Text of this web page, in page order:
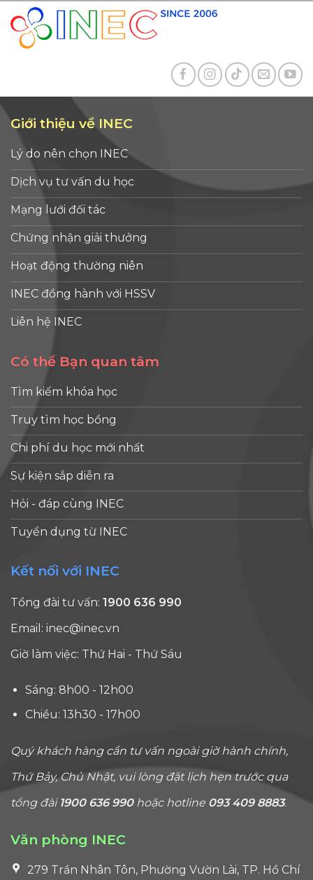
Giới thiệu về INEC
Lý do nên chọn INEC
Dịch vụ tư vấn du học
Mạng lưới đối tác
Chứng nhận giải thưởng
Hoạt động thường niên
INEC đồng hành với HSSV
Liên hệ INEC
Có thể Bạn quan tâm
Tìm kiếm khóa học
Truy tìm học bổng
Chi phí du học mới nhất
Sự kiện sắp diễn ra
Hỏi - đáp cùng INEC
Tuyển dụng từ INEC
Kết nối với INEC
Tổng đài tư vấn: 1900 636 990
Email: inec@inec.vn
Giờ làm việc: Thứ Hai - Thứ Sáu
Sáng: 8h00 - 12h00
Chiều: 13h30 - 17h00
Quý khách hàng cần tư vấn ngoài giờ hành chính,
Thứ Bảy, Chủ Nhật, vui lòng đặt lịch hẹn trước qua
tổng đài 1900 636 990hoặc hotline 093 409 8883.
Văn phòng INEC
279 Trần Nhân Tôn, Phường Vườn Lài, TP. Hồ Chí